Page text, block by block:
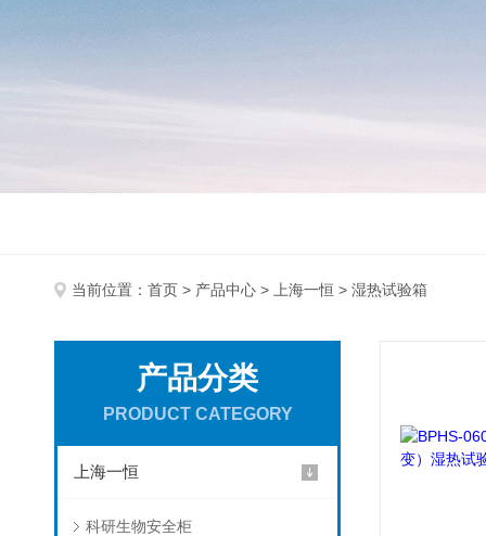
当前位置： 首页 > 产品中心 > 上海一恒 > 湿热试验箱
产品分类
PRODUCT CATEGORY
上海一恒
科研生物安全柜